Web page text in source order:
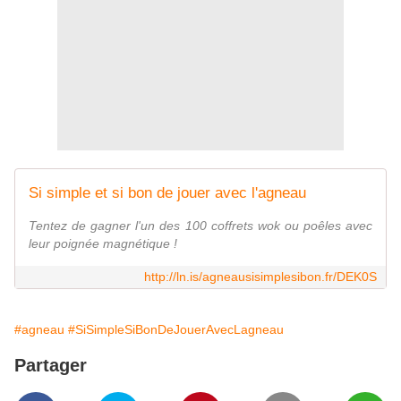
Si simple et si bon de jouer avec l'agneau
Tentez de gagner l'un des 100 coffrets wok ou poêles avec
leur poignée magnétique !
http://ln.is/agneausisimplesibon.fr/DEK0S
#agneau #SiSimpleSiBonDeJouerAvecLagneau
Partager